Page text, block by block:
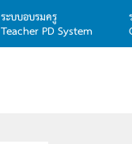
ระบบอบรมครู
Teacher PD System